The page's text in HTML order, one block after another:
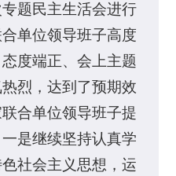
题民主生活会进行
单位领导班子高度
度端正、会上主题
烈，达到了预期效
合单位领导班子提
是继续坚持认真学
社会主义思想，运